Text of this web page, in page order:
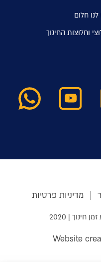
לנו חלום
וחלוצות החינוך
מדיניות פרטיות
| 2020
Website